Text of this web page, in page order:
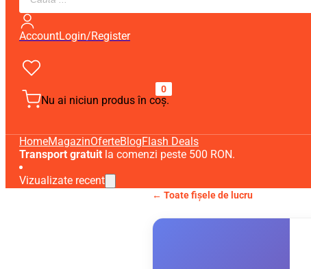
AccountLogin/Register
0
Nu ai niciun produs în coș.
HomeMagazinOferteBlogFlash Deals
Transport gratuit la comenzi peste 500 RON.
Vizualizate recent
← Toate fișele de lucru